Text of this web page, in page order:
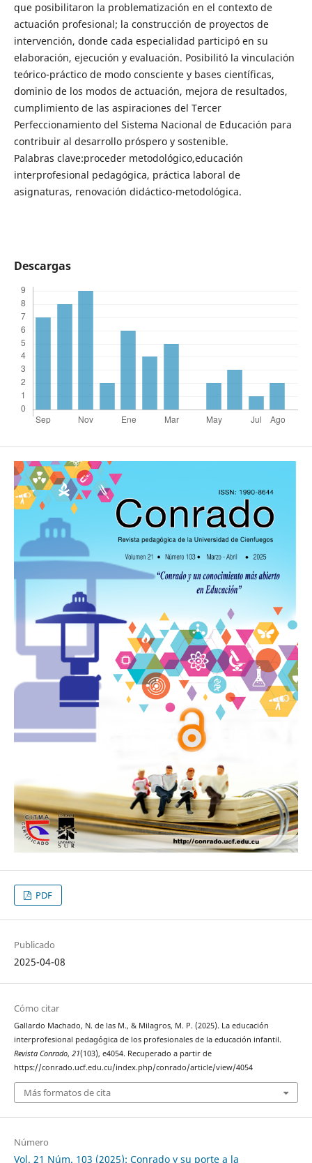
que posibilitaron la problematización en el contexto de
actuación profesional; la construcción de proyectos de
intervención, donde cada especialidad participó en su
elaboración, ejecución y evaluación. Posibilitó la vinculación
teórico-práctico de modo consciente y bases científicas,
dominio de los modos de actuación, mejora de resultados,
cumplimiento de las aspiraciones del Tercer
Perfeccionamiento del Sistema Nacional de Educación para
contribuir al desarrollo próspero y sostenible.
Palabras clave:proceder metodológico,educación
interprofesional pedagógica, práctica laboral de
asignaturas, renovación didáctico-metodológica.
Descargas
PDF
Publicado
2025-04-08
Cómo citar
Gallardo Machado, N. de las M., & Milagros, M. P. (2025). La educación
interprofesional pedagógica de los profesionales de la educación infantil.
Revista Conrado, 21(103), e4054. Recuperado a partir de
https://conrado.ucf.edu.cu/index.php/conrado/article/view/4054
Más formatos de cita
Número
Vol. 21 Núm. 103 (2025): Conrado y su porte a la